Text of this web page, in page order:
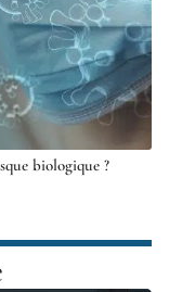
biologique ?